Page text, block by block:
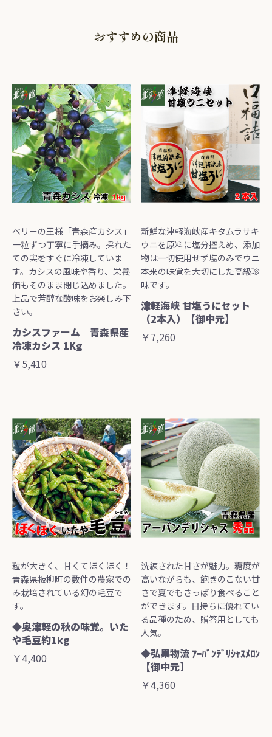
おすすめの商品
ベリーの王様「青森産カシス」
一粒ずつ丁寧に手摘み。採れた
ての実をすぐに冷凍していま
す。カシスの風味や香り、栄養
価もそのまま閉じ込めました。
上品で芳醇な酸味をお楽しみ下
さい。
カシスファーム 青森県産
冷凍カシス 1Kg
￥5,410
新鮮な津軽海峡産キタムラサキ
ウニを原料に塩分控えめ、添加
物は一切使用せず塩のみでウニ
本来の味覚を大切にした高級珍
味です。
津軽海峡 甘塩うにセット
（2本入）【御中元】
￥7,260
粒が大きく、甘くてほくほく！
青森県板柳町の数件の農家での
み栽培されている幻の毛豆で
す。
◆奥津軽の秋の味覚。いた
や毛豆約1kg
￥4,400
洗練された甘さが魅力。糖度が
高いながらも、飽きのこない甘
さで夏でもさっぱり食べること
ができます。日持ちに優れてい
る品種のため、贈答用としても
人気。
◆弘果物流 ｱｰﾊﾞﾝﾃﾞﾘｼｬｽﾒﾛﾝ
【御中元】
￥4,360